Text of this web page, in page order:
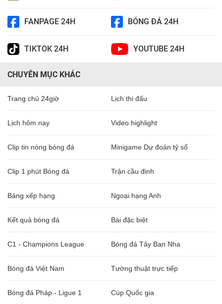
FANPAGE 24H BÓNG ĐÁ 24H
TIKTOK 24H YOUTUBE 24H
CHUYÊN MỤC KHÁC
Trang chủ 24giờ Lịch thi đấu
Lịch hôm nay Video highlight
Clip tin nóng bóng đá Minigame Dự đoán tỷ số
Clip 1 phút Bóng đá Trận cầu đinh
Bảng xếp hạng Ngoại hạng Anh
Kết quả bóng đá Bài đặc biệt
C1 - Champions League Bóng đá Tây Ban Nha
Bóng đá Việt Nam Tường thuật trực tiếp
Bóng đá Pháp - Ligue 1 Cúp Quốc gia